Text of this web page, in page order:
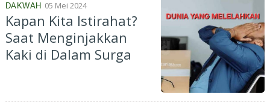
DAKWAH 05 Mei 2024
Kapan Kita Istirahat?
Saat Menginjakkan
Kaki di Dalam Surga